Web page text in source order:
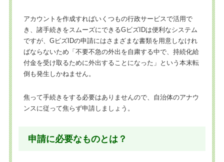
アカウントを作成すればいくつもの行政サービスで活用で
き、諸手続きをスムーズにできるGビズIDは便利なシステム
ですが、GビズIDの申請にはさまざまな書類を用意しなけれ
ばならないため「不要不急の外出を自粛する中で、持続化給
付金を受け取るために外出することになった」という本末転
倒も発生しかねません。
焦って手続きをする必要はありませんので、自治体のアナウ
ンスに従って焦らず申請しましょう。
申請に必要なものとは？